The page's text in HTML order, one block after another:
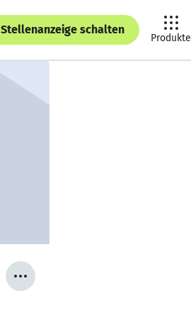
Stellenanzeige schalten
Produkte